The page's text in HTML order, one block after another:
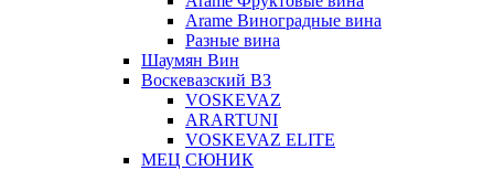
Arame Виноградные вина
Разные вина
Шаумян Вин
Воскевазский ВЗ
VOSKEVAZ
ARARTUNI
VOSKEVAZ ELITE
МЕЦ СЮНИК